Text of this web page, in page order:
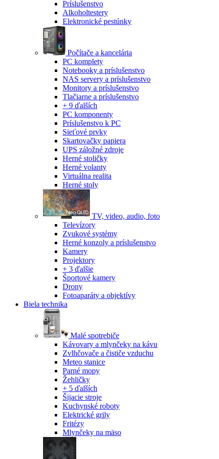
Príslušenstvo
Alkoholtestery
Elektronické pestúnky
Počítače a kancelária
PC komplety
Notebooky a príslušenstvo
NAS servery a príslušenstvo
Monitory a príslušenstvo
Tlačiarne a príslušenstvo
+ 9 ďalších
PC komponenty
Príslušenstvo k PC
Sieťové prvky
Skartovačky papiera
UPS záložné zdroje
Herné stoličky
Herné volanty
Virtuálna realita
Herné stoly
TV, video, audio, foto
Televízory
Zvukové systémy
Herné konzoly a príslušenstvo
Kamery
Projektory
+ 3 ďalšie
Športové kamery
Drony
Fotoaparáty a objektívy
Biela technika
Malé spotrebiče
Kávovary a mlynčeky na kávu
Zvlhčovače a čističe vzduchu
Meteo stanice
Parné mopy
Žehličky
+ 5 ďalších
Šijacie stroje
Kuchynské roboty
Elektrické grily
Fritézy
Mlynčeky na mäso